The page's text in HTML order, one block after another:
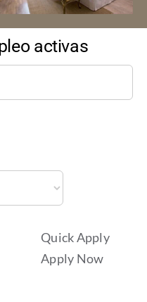
activas
Quick Apply
Apply Now